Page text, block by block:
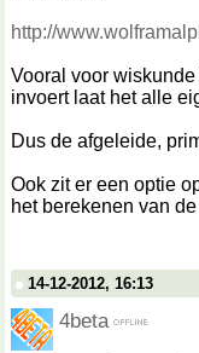
http://
Vooral voor
invoert laat het alle
Dus de afgeleide,
Ook zit er een optie
het berekenen van
14-12-2012, 16:13
4beta